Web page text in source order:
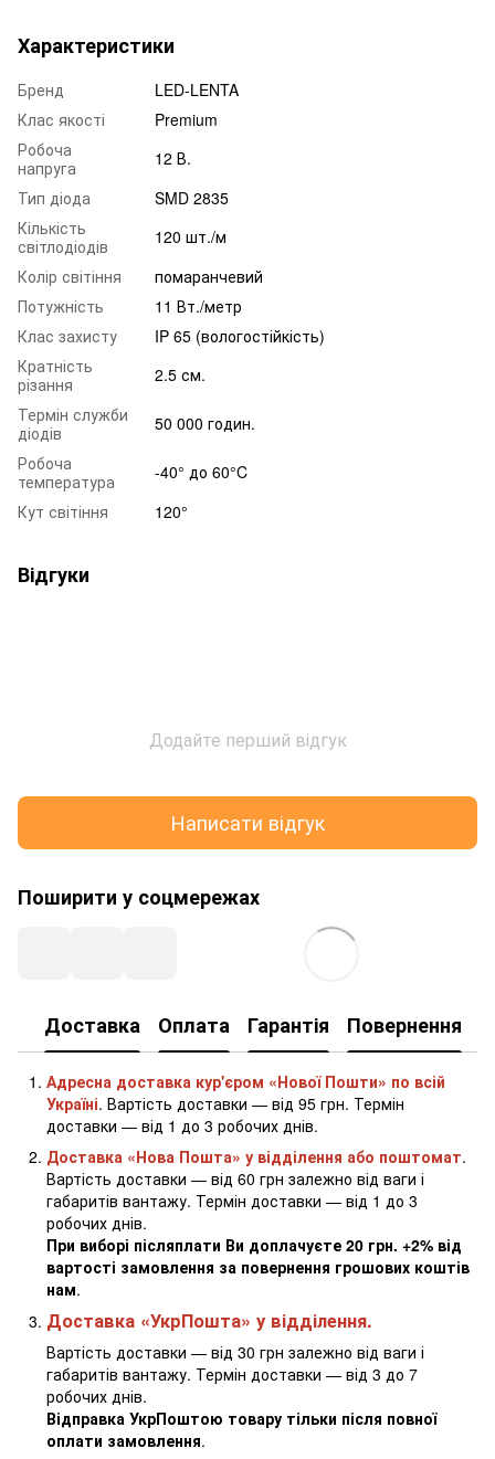
Характеристики
Бренд
LED-LENTA
Клас якості
Premium
Робоча
напруга
12 В.
Тип діода
SMD 2835
Кількість
світлодіодів
120 шт./м
Колір світіння
помаранчевий
Потужність
11 Вт./метр
Клас захисту
IP 65 (вологостійкість)
Кратність
різання
2.5 см.
Термін служби
діодів
50 000 годин.
Робоча
температура
-40° до 60°C
Кут світіння
120°
Відгуки
Додайте перший відгук
Написати відгук
Поширити у соцмережах
Доставка Оплата Гарантія Повернення
Адресна доставка кур'єром «Нової Пошти» по всій
Україні. Вартість доставки — від 95 грн. Термін
доставки — від 1 до 3 робочих днів.
Доставка «Нова Пошта» у відділення або поштомат.
Вартість доставки — від 60 грн залежно від ваги і
габаритів вантажу. Термін доставки — від 1 до 3
робочих днів.
При виборі післяплати Ви доплачуєте 20 грн. +2% від
вартості замовлення за повернення грошових коштів
нам.
Доставка «УкрПошта» у відділення.
Вартість доставки — від 30 грн залежно від ваги і
габаритів вантажу. Термін доставки — від 3 до 7
робочих днів.
Відправка УкрПоштою товару тільки після повної
оплати замовлення.